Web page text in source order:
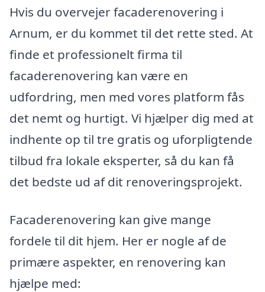
Hvis du overvejer facaderenovering i
Arnum, er du kommet til det rette sted. At
finde et professionelt firma til
facaderenovering kan være en
udfordring, men med vores platform fås
det nemt og hurtigt. Vi hjælper dig med at
indhente op til tre gratis og uforpligtende
tilbud fra lokale eksperter, så du kan få
det bedste ud af dit renoveringsprojekt.
Facaderenovering kan give mange
fordele til dit hjem. Her er nogle af de
primære aspekter, en renovering kan
hjælpe med: